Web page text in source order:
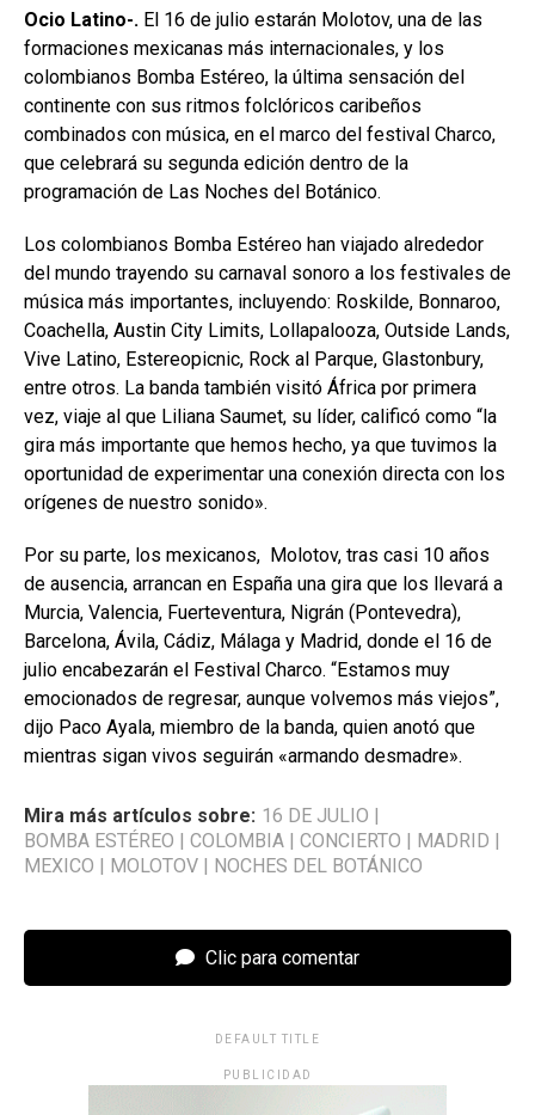
Ocio Latino-. El 16 de julio estarán Molotov, una de las
formaciones mexicanas más internacionales, y los
colombianos Bomba Estéreo, la última sensación del
continente con sus ritmos folclóricos caribeños
combinados con música, en el marco del festival Charco,
que celebrará su segunda edición dentro de la
programación de Las Noches del Botánico.
Los colombianos Bomba Estéreo han viajado alrededor
del mundo trayendo su carnaval sonoro a los festivales de
música más importantes, incluyendo: Roskilde, Bonnaroo,
Coachella, Austin City Limits, Lollapalooza, Outside Lands,
Vive Latino, Estereopicnic, Rock al Parque, Glastonbury,
entre otros. La banda también visitó África por primera
vez, viaje al que Liliana Saumet, su líder, calificó como “la
gira más importante que hemos hecho, ya que tuvimos la
oportunidad de experimentar una conexión directa con los
orígenes de nuestro sonido».
Por su parte, los mexicanos, Molotov, tras casi 10 años
de ausencia, arrancan en España una gira que los llevará a
Murcia, Valencia, Fuerteventura, Nigrán (Pontevedra),
Barcelona, Ávila, Cádiz, Málaga y Madrid, donde el 16 de
julio encabezarán el Festival Charco. “Estamos muy
emocionados de regresar, aunque volvemos más viejos”,
dijo Paco Ayala, miembro de la banda, quien anotó que
mientras sigan vivos seguirán «armando desmadre».
Mira más artículos sobre: 16 DE JULIO |
BOMBA ESTÉREO | COLOMBIA | CONCIERTO | MADRID |
MEXICO | MOLOTOV | NOCHES DEL BOTÁNICO
Clic para comentar
DEFAULT TITLE
PUBLICIDAD